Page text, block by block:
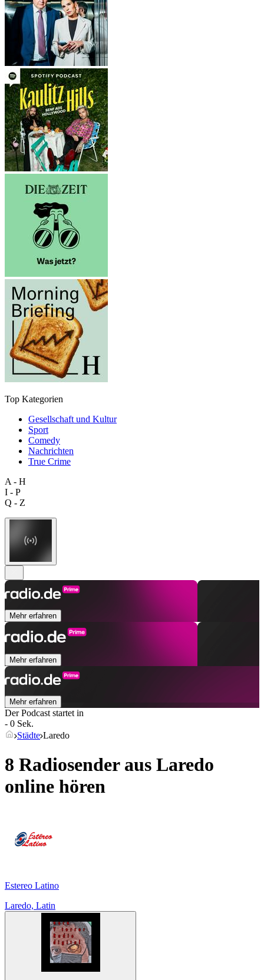
Top Kategorien
Gesellschaft und Kultur
Sport
Comedy
Nachrichten
True Crime
A - H
I - P
Q - Z
Mehr erfahren
Mehr erfahren
Mehr erfahren
Der Podcast startet in
- 0 Sek.
Städte Laredo
8 Radiosender aus Laredo
online hören
Estereo Latino
Laredo, Latin